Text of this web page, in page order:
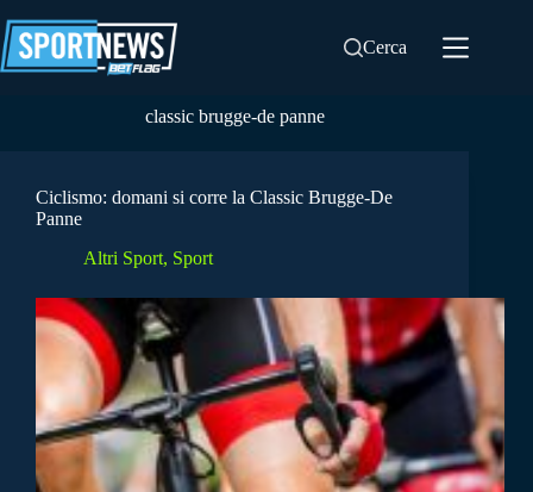
al
contenuto
Cerca
classic brugge-de panne
Ciclismo: domani si corre la Classic Brugge-De
Panne
Altri Sport, Sport